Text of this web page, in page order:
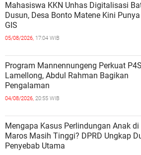
Mahasiswa KKN Unhas Digitalisasi
Dusun, Desa Bonto Matene Kini
GIS
05/08/2026, 17:04 WIB
Program Mannennungeng Perkuat P4S
Lamellong, Abdul Rahman Bagikan
Pengalaman
04/08/2026, 20:55 WIB
Mengapa Kasus Perlindungan Anak di
Maros Masih Tinggi? DPRD Ungkap
Penyebab Utama